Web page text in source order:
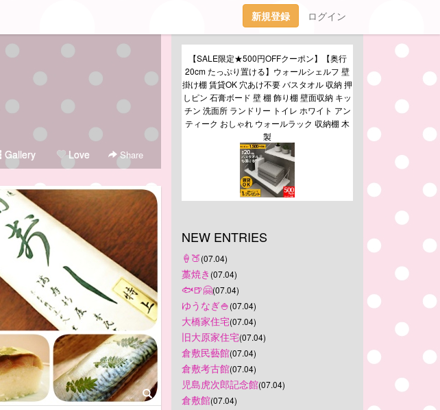
新規登録 ログイン
Gallery Love Share
【SALE限定★500円OFFクーポン】【奥行
20cm たっぷり置ける】ウォールシェルフ 壁
掛け棚 賃貸OK 穴あけ不要 バスタオル 収納 押
しピン 石膏ボード 壁 棚 飾り棚 壁面収納 キッ
チン 洗面所 ランドリー トイレ ホワイト アン
ティーク おしゃれ ウォールラック 収納棚 木
製
NEW ENTRIES
‪🍦‬🍑(07.04)
藁焼き (07.04)
🐟🍺🤗(07.04)
ゆうなぎ🍚(07.04)
大橋家住宅(07.04)
旧大原家住宅(07.04)
倉敷民藝館(07.04)
倉敷考古館(07.04)
児島虎次郎記念館(07.04)
倉敷館(07.04)